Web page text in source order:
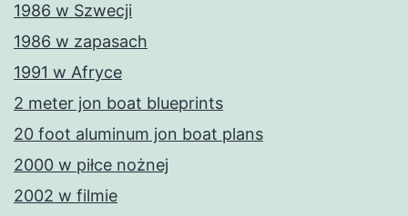
1986 w Szwecji
1986 w zapasach
1991 w Afryce
2 meter jon boat blueprints
20 foot aluminum jon boat plans
2000 w piłce nożnej
2002 w filmie